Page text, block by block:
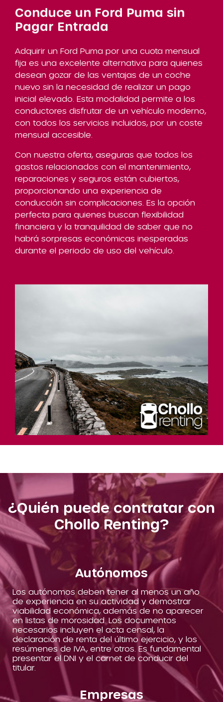
Conduce un Ford Puma sin
Pagar Entrada
Adquirir un Ford Puma por una cuota mensual
fija es una excelente alternativa para quienes
desean gozar de las ventajas de un coche
nuevo sin la necesidad de realizar un pago
inicial elevado. Esta modalidad permite a los
conductores disfrutar de un vehículo moderno,
con todos los servicios incluidos, por un coste
mensual accesible.
Con nuestra oferta, aseguras que todos los
gastos relacionados con el mantenimiento,
reparaciones y seguros están cubiertos,
proporcionando una experiencia de
conducción sin complicaciones. Es la opción
perfecta para quienes buscan flexibilidad
financiera y la tranquilidad de saber que no
habrá sorpresas económicas inesperadas
durante el periodo de uso del vehículo.
¿Quién puede contratar con
Chollo Renting?
Autónomos
Los autónomos deben tener al menos un año
de experiencia en su actividad y demostrar
viabilidad económica, además de no aparecer
en listas de morosidad. Los documentos
necesarios incluyen el acta censal, la
declaración de renta del último ejercicio, y los
resúmenes de IVA, entre otros. Es fundamental
presentar el DNI y el carnet de conducir del
titular.
Empresas